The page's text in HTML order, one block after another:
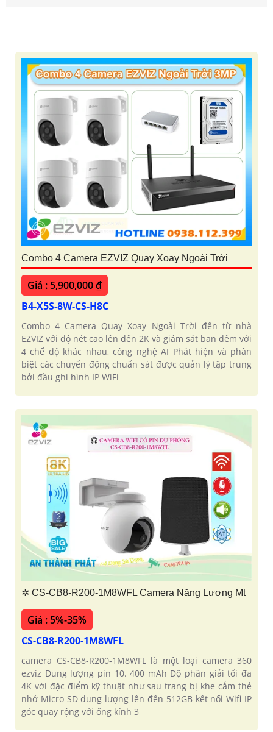
Combo 4 Camera EZVIZ Quay Xoay Ngoài Trời
Giá : 5,900,000 ₫
B4-X5S-8W-CS-H8C
Combo 4 Camera Quay Xoay Ngoài Trời đến từ nhà
EZVIZ với độ nét cao lên đến 2K và giám sát ban đêm với
4 chế độ khác nhau, công nghệ AI Phát hiện và phân
biệt các chuyển động chuẩn sát được quản lý tập trung
bởi đầu ghi hình IP WiFi
✲ CS-CB8-R200-1M8WFL Camera Năng Lương Mt
Giá : 5%-35%
CS-CB8-R200-1M8WFL
camera CS-CB8-R200-1M8WFL là một loại camera 360
ezviz Dung lượng pin 10. 400 mAh Độ phân giải tối đa
4K với đặc điểm kỹ thuật như sau trang bị khe cắm thẻ
nhớ Micro SD dung lượng lên đến 512GB kết nối Wifi IP
góc quay rộng với ống kính 3